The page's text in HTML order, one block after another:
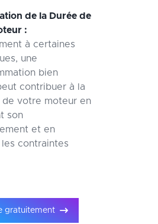
de la Durée de
:
à certaines
une
bien
contribuer à la
de votre moteur en
son
et en
contraintes
gratuitement